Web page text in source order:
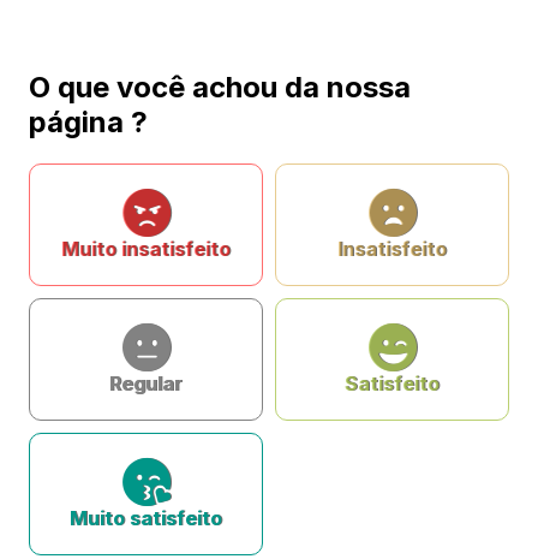
O que você achou da nossa
página ?
Muito insatisfeito Insatisfeito
Regular Satisfeito
Muito satisfeito